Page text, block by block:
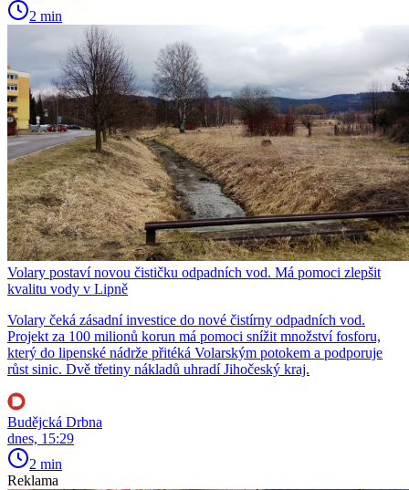
2 min
Volary postaví novou čističku odpadních vod. Má pomoci zlepšit
kvalitu vody v Lipně
Volary čeká zásadní investice do nové čistírny odpadních vod.
Projekt za 100 milionů korun má pomoci snížit množství fosforu,
který do lipenské nádrže přitéká Volarským potokem a podporuje
růst sinic. Dvě třetiny nákladů uhradí Jihočeský kraj.
Budějcká Drbna
dnes, 15:29
2 min
Reklama